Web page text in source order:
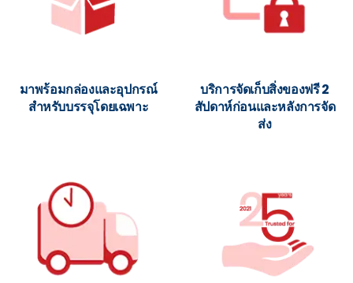
มาพร้อมกล่องและอุปกรณ์
สำหรับบรรจุโดยเฉพาะ
บริการจัดเก็บสิ่งของฟรี 2
สัปดาห์ก่อนและหลังการจัด
ส่ง